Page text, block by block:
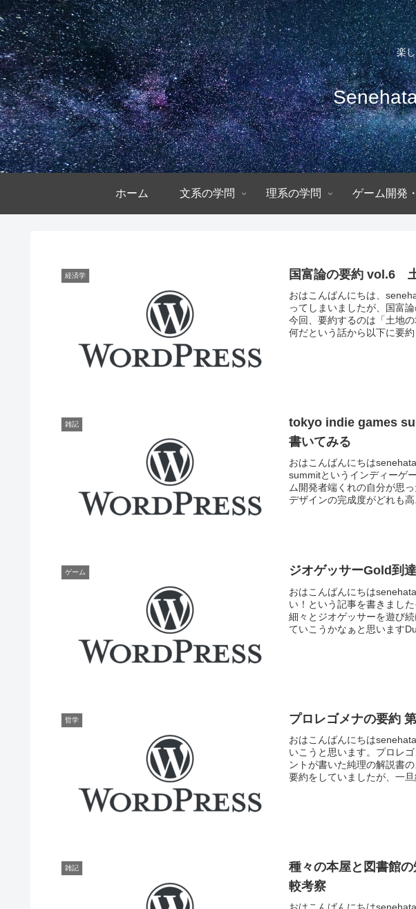
楽
ホーム 文系の学問 理系の学問 ゲーム開発
経済学 国富論の要約 vol.6
おはこんばんにちは、
ってしまいましたが、国富
今回、要約するのは「土地
何だという話から以下に要
雑記
tokyo indie games
書いてみる
おはこんばんにちは
summitというインディーゲ
ム開発者端くれの自分が思
デザインの完成度がどれも高
ゲーム ジオゲッサーGold到
おはこんばんにちは
い！という記事を書きまし
細々とジオゲッサーを遊び
ていこうかなぁと思います
哲学 プロレゴメナの要約
おはこんばんにちは
いこうと思います。プロレ
ントが書いた純理の解説書
要約をしていましたが、一
雑記
種々の本屋と図書館
較考察